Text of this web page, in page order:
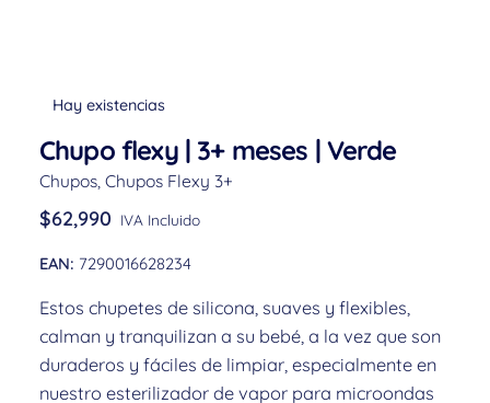
Hay existencias
Chupo flexy | 3+ meses | Verde
Chupos Chupos Flexy 3+
$62,990 IVA Incluido
EAN: 7290016628234
Estos chupetes de silicona, suaves y flexibles,
calman y tranquilizan a su bebé, a la vez que son
duraderos y fáciles de limpiar, especialmente en
nuestro esterilizador de vapor para microondas